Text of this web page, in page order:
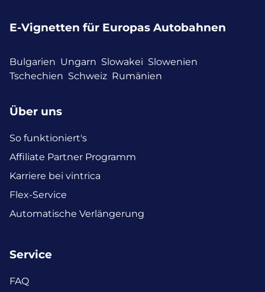
E-Vignetten für Europas Autobahnen
Bulgarien Ungarn Slowakei Slowenien
Tschechien Schweiz Rumänien
Über uns
So funktioniert's
Affiliate Partner Programm
Karriere bei vintrica
Flex-Service
Automatische Verlängerung
Service
FAQ